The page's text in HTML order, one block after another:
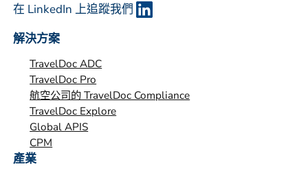
在 LinkedIn 上追蹤我們
解決方案
TravelDoc ADC
TravelDoc Pro
航空公司的 TravelDoc Compliance
TravelDoc Explore
Global APIS
CPM
產業